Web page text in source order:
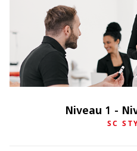
Niveau 1 -
SC